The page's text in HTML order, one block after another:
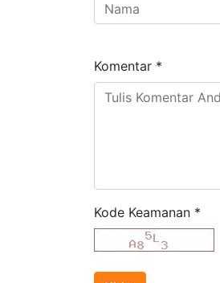
Komentar *
Kode Keamanan *